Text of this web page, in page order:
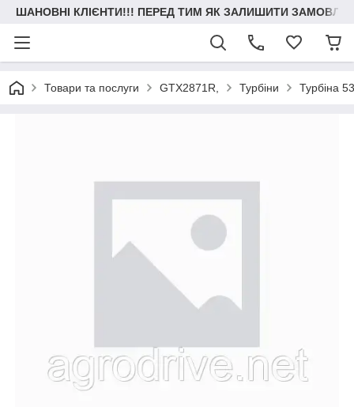
ШАНОВНІ КЛІЄНТИ!!! ПЕРЕД ТИМ ЯК ЗАЛИШИТИ
Товари та послуги GTX2871R, Турбіни Турбіна